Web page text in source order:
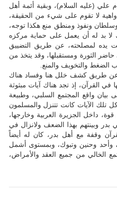
علي (عليه السلام)، وبقية أئمة أهل
لا تقوم على شيء من الحقيقة،
ونفوذ ومنطق منع هكذا توجه،
بد له أن يعمل على حماية مركزه
يده لمصلحته، عن طريق التضييق
الثورة ومستقبلها، وقد يتخذ من
الضغط والتخويف والمنع.
عن طريق كشف خلل هنا وفساد هناك
القرآن، إذ تجد هناك آيات مبثوثة
واقع المجتمع السلبي، وطبيعة
تلك الآيات كانت تتنزل والمسلمون
داخل الجزيرة العربية وخارجها،
وبينتهم بهذا الضعف ولانزال في
وقفة مع أهل بدر، كان له أيضاً
وأحد وحنين وتبوك، وبمستوى أشمل
الخالي من جميع العقد والأمراض،